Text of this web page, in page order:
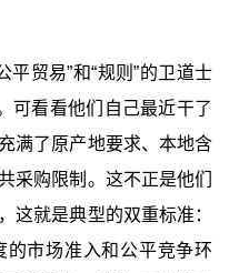
平贸易”和“规则”的卫道士
可看看他们自己最近干了
满了原产地要求、本地含
采购限制。这不正是他们
这就是典型的双重标准：
市场准入和公平竞争环